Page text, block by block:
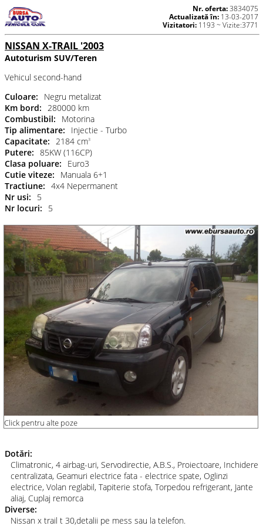
Nr. oferta:3834075
Actualizată în: 13-03-2017
Vizitatori: 1193 ~ Vizite:3771
NISSAN X-TRAIL '2003
Autoturism SUV/Teren
Vehicul second-hand
Culoare:
Negru metalizat
Km bord:
280000 km
Combustibil:
Motorina
Tip alimentare:
Injectie - Turbo
Capacitate:
2184 cm3
Putere: 85KW (116CP)
Clasa poluare:
Euro3
Cutie viteze:
Manuala 6+1
Tractiune: 4x4 Nepermanent
Nr usi:
5
Nr locuri:
5
Click pentru alte poze
Dotări:
Climatronic, 4 airbag-uri, Servodirectie, A.B.S., Proiectoare, Inchidere
centralizata, Geamuri electrice fata - electrice spate, Oglinzi
electrice, Volan reglabil, Tapiterie stofa, Torpedou refrigerant, Jante
aliaj, Cuplaj remorca
Diverse:
Nissan x trail t 30,detalii pe mess sau la telefon.